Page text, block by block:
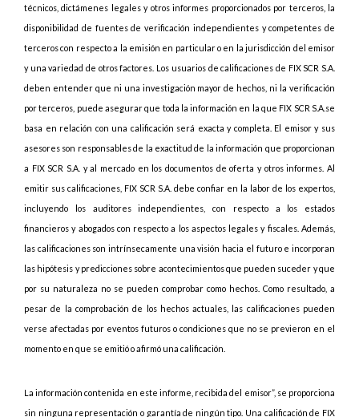
técnicos, dictámenes legales y otros informes proporcionados por terceros, la
disponibilidad de fuentes de verificación independientes y competentes de
terceros con respecto a la emisión en particular o en la jurisdicción del emisor
y una variedad de otros factores. Los usuarios de calificaciones de FIX SCR S.A.
deben entender que ni una investigación mayor de hechos, ni la verificación
por terceros, puede asegurar que toda la información en la que FIX SCR S.A.se
basa en relación con una calificación será exacta y completa. El emisor y sus
asesores son responsables de la exactitud de la información que proporcionan
a FIX SCR S.A. y al mercado en los documentos de oferta y otros informes. Al
emitir sus calificaciones, FIX SCR S.A. debe confiar en la labor de los expertos,
incluyendo los auditores independientes, con respecto a los estados
financieros y abogados con respecto a los aspectos legales y fiscales. Además,
las calificaciones son intrínsecamente una visión hacia el futuro e incorporan
las hipótesis y predicciones sobre acontecimientos que pueden suceder y que
por su naturaleza no se pueden comprobar como hechos. Como resultado, a
pesar de la comprobación de los hechos actuales, las calificaciones pueden
verse afectadas por eventos futuros o condiciones que no se previeron en el
momento en que se emitió o afirmó una calificación.
La información contenida en este informe, recibida del emisor”, se proporciona
sin ninguna representación o garantía de ningún tipo. Una calificación de FIX